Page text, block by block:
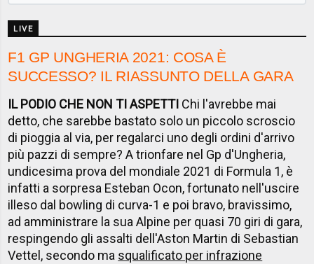
LIVE
F1 GP UNGHERIA 2021: COSA È
SUCCESSO? IL RIASSUNTO DELLA GARA
IL PODIO CHE NON TI ASPETTI Chi l'avrebbe mai
detto, che sarebbe bastato solo un piccolo scroscio
di pioggia al via, per regalarci uno degli ordini d'arrivo
più pazzi di sempre? A trionfare nel Gp d'Ungheria,
undicesima prova del mondiale 2021 di Formula 1, è
infatti a sorpresa Esteban Ocon, fortunato nell'uscire
illeso dal bowling di curva-1 e poi bravo, bravissimo,
ad amministrare la sua Alpine per quasi 70 giri di gara,
respingendo gli assalti dell'Aston Martin di Sebastian
Vettel, secondo ma squalificato per infrazione